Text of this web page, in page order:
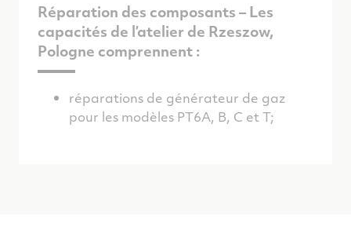
Réparation des composants – Les
capacités de l’atelier de Rzeszow,
Pologne comprennent :
réparations de générateur de gaz
pour les modèles PT6A, B, C et T;